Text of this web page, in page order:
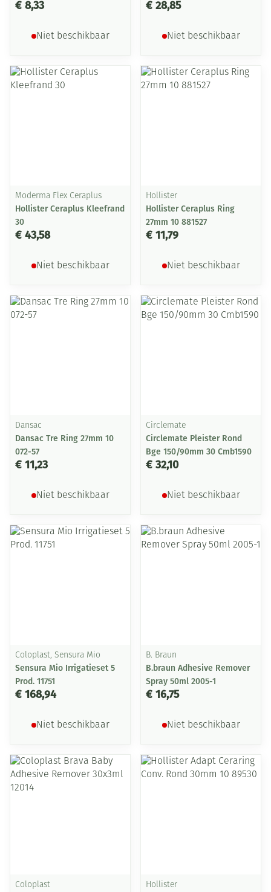
€ 8,33
Niet beschikbaar
€ 28,85
Niet beschikbaar
Moderma Flex Ceraplus
Hollister Ceraplus Kleefrand
30
€ 43,58
Niet beschikbaar
Hollister
Hollister Ceraplus Ring
27mm 10 881527
€ 11,79
Niet beschikbaar
Dansac
Dansac Tre Ring 27mm 10
072-57
€ 11,23
Niet beschikbaar
Circlemate
Circlemate Pleister Rond
Bge 150/90mm 30 Cmb1590
€ 32,10
Niet beschikbaar
Coloplast, Sensura Mio
Sensura Mio Irrigatieset 5
Prod. 11751
€ 168,94
Niet beschikbaar
B. Braun
B.braun Adhesive Remover
Spray 50ml 2005-1
€ 16,75
Niet beschikbaar
Coloplast Hollister